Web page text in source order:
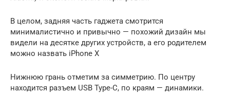
В целом, задняя часть гаджета смотрится
минималистично и привычно — похожий дизайн мы
видели на десятке других устройств, а его родителем
можно назвать iPhone X
Нижнюю грань отметим за симметрию. По центру
находится разъем USB Type-C, по краям — динамики.